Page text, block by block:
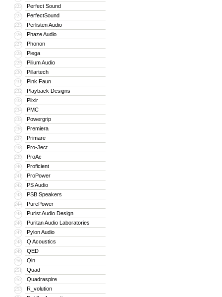
223 Perfect Sound
224 PerfectSound
225 Perlisten Audio
226 Phaze Audio
227 Phonon
228 Piega
229 Pilium Audio
230 Pillartech
231 Pink Faun
232 Playback Designs
233 Plixir
234 PMC
235 Powergrip
236 Premiera
237 Primare
238 Pro-Ject
239 ProAc
240 Proficient
241 ProPower
242 PS Audio
243 PSB Speakers
244 PurePower
245 Purist Audio Design
246 Puritan Audio Laboratories
247 Pylon Audio
248 Q Acoustics
249 QED
250 Qln
251 Quad
252 Quadraspire
253 R_volution